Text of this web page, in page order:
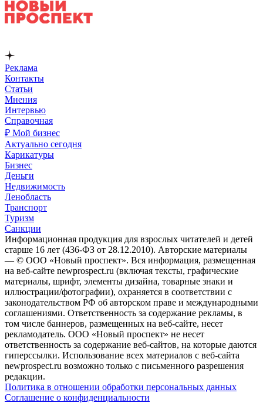
Реклама
Контакты
Статьи
Мнения
Интервью
Справочная
₽ Мой бизнес
Актуально сегодня
Карикатуры
Бизнес
Деньги
Недвижимость
Ленобласть
Транспорт
Туризм
Санкции
Информационная продукция для взрослых читателей и детей
старше 16 лет (436-ФЗ от 28.12.2010). Авторские материалы
— © ООО «Новый проспект». Вся информация, размещенная
на веб-сайте newprospect.ru (включая тексты, графические
материалы, шрифт, элементы дизайна, товарные знаки и
иллюстрации/фотографии), охраняется в соответствии с
законодательством РФ об авторском праве и международными
соглашениями. Ответственность за содержание рекламы, в
том числе баннеров, размещенных на веб-сайте, несет
рекламодатель. ООО «Новый проспект» не несет
ответственность за содержание веб-сайтов, на которые даются
гиперссылки. Использование всех материалов с веб-сайта
newprospect.ru возможно только с письменного разрешения
редакции.
Политика в отношении обработки персональных данных
Соглашение о конфиденциальности